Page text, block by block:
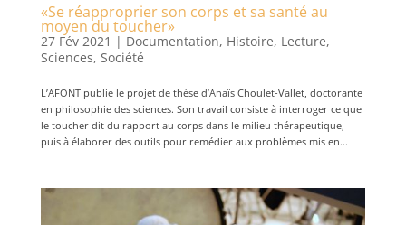
«Se réapproprier son corps et sa santé au
moyen du toucher»
27 Fév 2021 | Documentation, Histoire, Lecture,
Sciences, Société
L’AFONT publie le projet de thèse d’Anaïs Choulet-Vallet, doctorante
en philosophie des sciences. Son travail consiste à interroger ce que
le toucher dit du rapport au corps dans le milieu thérapeutique,
puis à élaborer des outils pour remédier aux problèmes mis en...